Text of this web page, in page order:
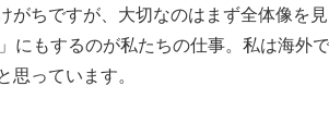
がちですが、大切なのはまず全体像を
」にもするのが私たちの仕事。私は海
思っています。